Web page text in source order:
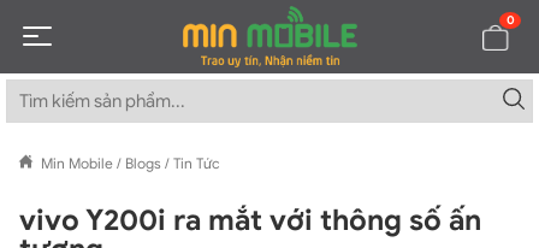
0
Min Mobile / Blogs / Tin Tức
vivo Y200i ra mắt với thông số ấn